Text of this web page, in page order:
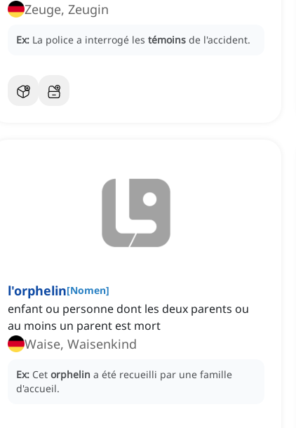
Zeuge, Zeugin
Ex: La police a interrogé les témoins de l'accident.
l'orphelin[Nomen]
enfant ou personne dont les deux parents ou
au moins un parent est mort
Waise, Waisenkind
Ex: Cet orphelin a été recueilli par une famille
d'accueil.